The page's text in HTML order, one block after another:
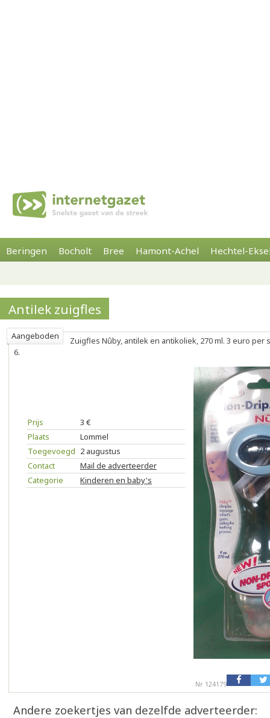
Beringen Bocholt Bree Hamont-Achel Hechtel-
Antilek zuigfles
Aangeboden
Zuigfles Nûby, antilek en antikoliek, 270 ml. 3 euro per
6.
Prijs
3 €
Plaats
Lommel
Toegevoegd 2 augustus
Contact
Mail de adverteerder
Categorie
Kinderen en baby's
Nr 124179
Andere zoekertjes van dezelfde adverteerder: